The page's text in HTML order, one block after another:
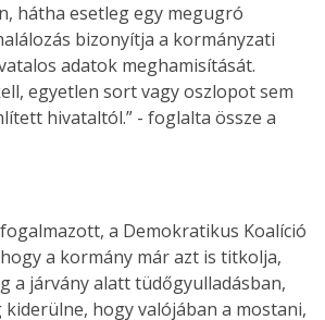
hátha esetleg egy megugró
bizonyítja a kormányzati
adatok meghamisítását.
egyetlen sort vagy oszlopot sem
hivataltól.” - foglalta össze a
a Demokratikus Koalíció
a kormány már azt is titkolja,
a járvány alatt tüdőgyulladásban,
kiderülne, hogy valójában a mostani,